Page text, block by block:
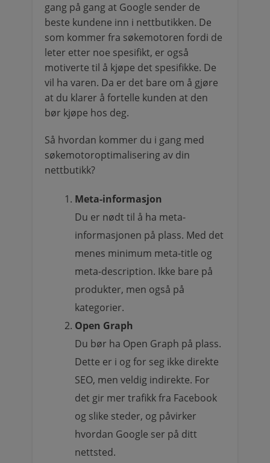
gang på gang at Google sender de
beste kundene inn i nettbutikken. De
som kommer fra søkemotoren fordi de
leter etter noe spesifikt, er også
motiverte til å kjøpe det spesifikke. De
vil ha varen. Da er det bare om å gjøre
at du klarer å fortelle kunden at den
bør kjøpe hos deg.
Så hvordan kommer du i gang med
søkemotoroptimalisering av din
nettbutikk?
Meta-informasjon
Du er nødt til å ha meta-
informasjonen på plass. Med det
menes minimum meta-title og
meta-description. Ikke bare på
produkter, men også på
kategorier.
Open Graph
Du bør ha Open Graph på plass.
Dette er i og for seg ikke direkte
SEO, men veldig indirekte. For
det gir mer trafikk fra Facebook
og slike steder, og påvirker
hvordan Google ser på ditt
nettsted.